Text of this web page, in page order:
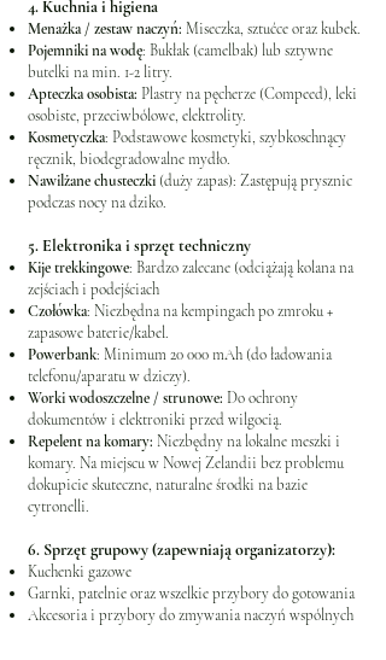
4. Kuchnia i higiena
Menażka / zestaw naczyń: Miseczka, sztućce oraz kubek.
Pojemniki na wodę: Bukłak (camelbak) lub sztywne
butelki na min. 1-2 litry.
Apteczka osobista: Plastry na pęcherze (Compeed), leki
osobiste, przeciwbólowe, elektrolity.
Kosmetyczka: Podstawowe kosmetyki, szybkoschnący
ręcznik, biodegradowalne mydło.
Nawilżane chusteczki(duży zapas): Zastępują prysznic
podczas nocy na dziko.
5. Elektronika i sprzęt techniczny
Kije trekkingowe: Bardzo zalecane (odciążają kolana na
zejściach i podejściach
Czołówka: Niezbędna na kempingach po zmroku +
zapasowe baterie/kabel.
Powerbank: Minimum 20 000 mAh (do ładowania
telefonu/aparatu w dziczy).
Worki wodoszczelne / strunowe: Do ochrony
dokumentów i elektroniki przed wilgocią.
Repelent na komary: Niezbędny na lokalne meszki i
komary. Na miejscu w Nowej Zelandii bez problemu
dokupicie skuteczne, naturalne środki na bazie
cytronelli.
6. Sprzęt grupowy (zapewniają organizatorzy):
Kuchenki gazowe
Garnki, patelnie oraz wszelkie przybory do gotowania
Akcesoria i przybory do zmywania naczyń wspólnych